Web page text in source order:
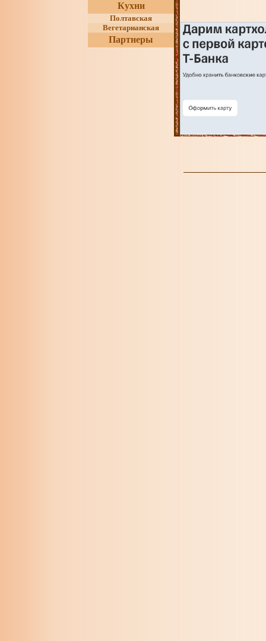
Кухни
Полтавская
Вегетарианская
Партнеры